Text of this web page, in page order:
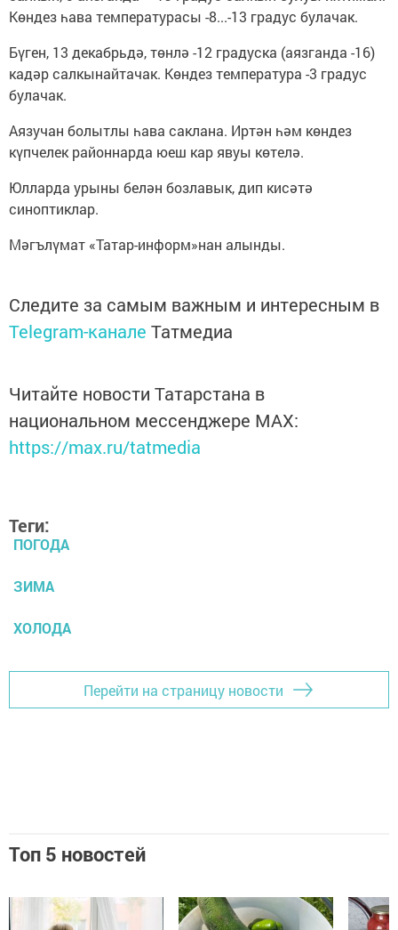
Көндез һава температурасы -8...-13 градус булачак.
Бүген, 13 декабрьдә, төнлә -12 градуска (аязганда -16)
кадәр салкынайтачак. Көндез температура -3 градус
булачак.
Аязучан болытлы һава саклана. Иртән һәм көндез
күпчелек районнарда юеш кар явуы көтелә.
Юлларда урыны белән бозлавык, дип кисәтә
синоптиклар.
Мәгълүмат «Татар-информ»нан алынды.
Следите за самым важным и интересным в
Telegram-канале Татмедиа
Читайте новости Татарстана в
национальном мессенджере MАХ:
https://max.ru/tatmedia
Теги:
ПОГОДА
ЗИМА
ХОЛОДА
Перейти на страницу новости
Топ 5 новостей